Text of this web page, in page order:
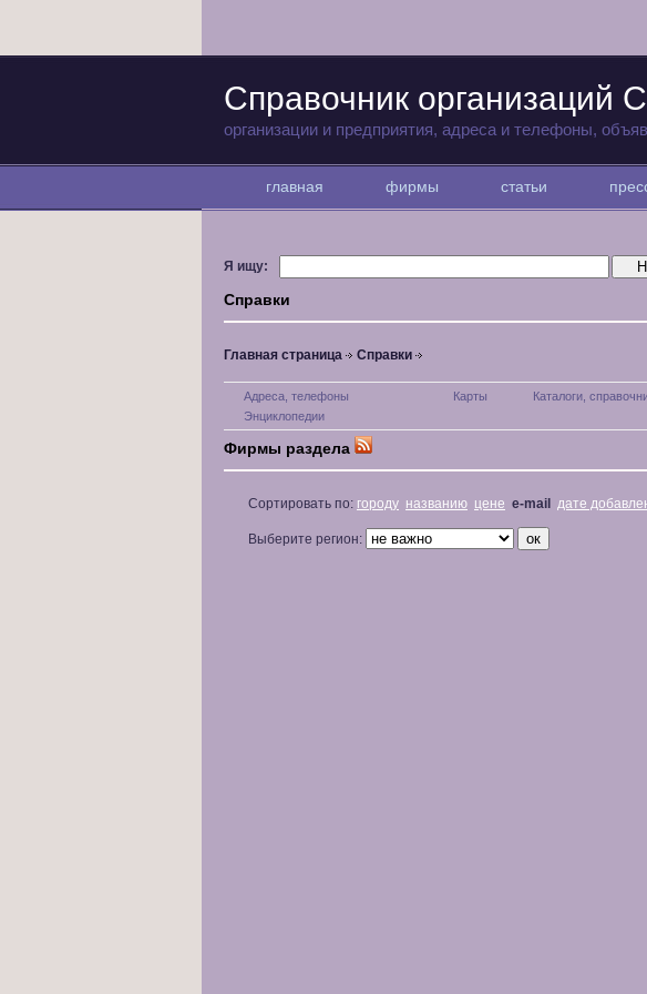
Справочник организаций
организации и предприятия, адреса и телефоны,
главная фирмы статьи
Я ищу:
Справки
Главная страница Справки
Адреса, телефоны Карты
Каталоги,
Энциклопедии
Фирмы раздела
Сортировать по: городу названию цене e-mail дате
Выберите регион: